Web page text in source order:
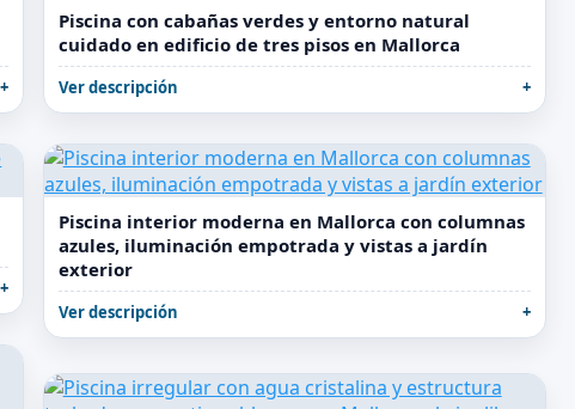
Piscina con cabañas verdes y entorno natural
cuidado en edificio de tres pisos en Mallorca
Ver descripción
Piscina interior moderna en Mallorca con columnas
azules, iluminación empotrada y vistas a jardín
exterior
Ver descripción